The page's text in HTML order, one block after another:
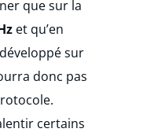
que sur la
et qu’en
sur
donc pas
certains